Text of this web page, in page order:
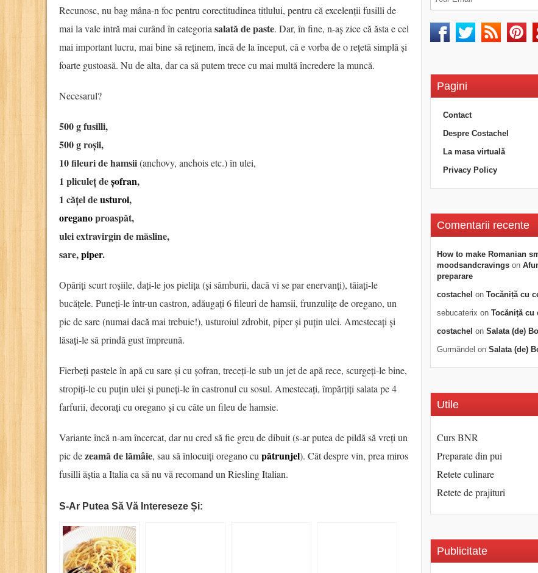
Recunosc, nu bag mâna-n foc pentru corectitudinea titlului, pentru că excelenții fusilli de
mai la vale intră mai curând în categoria salată de paste. Dar, în fine, n-aș zice că ăsta e cel
mai important lucru, mai bine să reținem, încă de la început, că e vorba de o rețetă simplă și
foarte gustoasă. Nu de alta, dar ca să putem trece cu mai multă încredere la muncă.
Necesarul?
500 g fusilli,
500 g roșii,
10 fileuri de hamsii(anchovy, anchois etc.) în ulei,
1 pliculeț deșofran,
1 cățel deusturoi,
oreganoproaspăt,
ulei extravirgin de măsline,
sare,piper.
Opăriți scurt roșiile, dați-le jos pielița (și sâmburii, dacă vi se par enervanți), tăiați-le
bucățele. Puneți-le într-un castron, adăugați 6 fileuri de hamsii, frunzulițe de oregano, un
pic de sare (numai dacă mai trebuie!), usturoiul zdrobit, piper și puțin ulei. Amestecați și
lăsați-le să prindă gust împreună.
Fierbeți pastele în apă cu sare și cu șofran, treceți-le sub un jet de apă rece, scurgeți-le bine,
stropiți-le cu puțin ulei și puneți-le în castronul cu sosul. Amestecați, împărțiți salata pe 4
farfurii, decorați cu oregano și cu câte un fileu de hamsie.
Variante încă n-am încercat, dar nu cred să fie greu de dibuit (s-ar putea de pildă să vreți un
pic dezeamă de lămâie, sau să înlocuiți oregano cu pătrunjel). Cât despre vin, prea miros
fusilli ăștia a Italia ca să nu vă recomand un Riesling Italian.
S-Ar Putea Să Vă Intereseze Și:
Pagini
Contact
Despre Costachel
La masa virtuală
Privacy Policy
Comentarii recente
How to make Romanian
moodsandcravings on
preparare
costachel on Tocăniță cu
sebucaterix on Tocăniță cu
costachel on Salata (de)
Gurmăndel on Salata (de)
Utile
Curs BNR
Preparate din pui
Retete culinare
Retete de prajituri
Publicitate